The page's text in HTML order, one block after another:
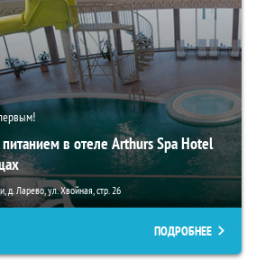
в отеле Arthurs Spa Hotel
д. Ларево, ул. Хвойная, стр. 26
ПОДРОБНЕЕ